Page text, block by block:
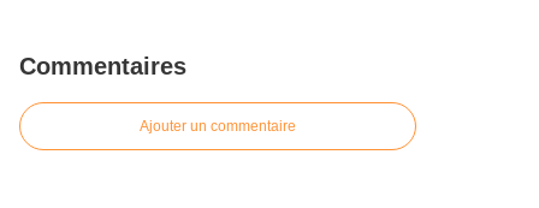
Commentaires
Ajouter un commentaire